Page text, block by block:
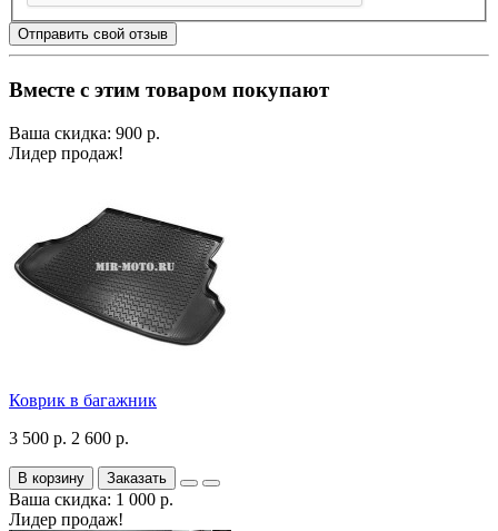
Отправить свой отзыв
Вместе с этим товаром покупают
Ваша скидка: 900 р.
Лидер продаж!
Коврик в багажник
3 500 р. 2 600 р.
В корзину Заказать
Ваша скидка: 1 000 р.
Лидер продаж!